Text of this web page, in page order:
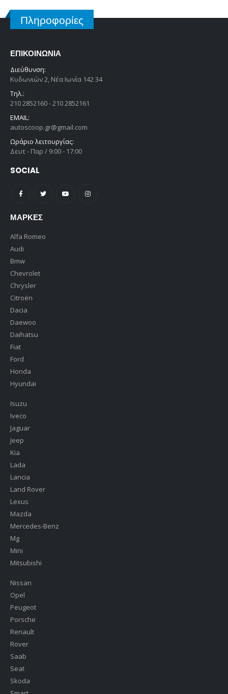
Πληροφορίες
ΕΠΙΚΟΙΝΩΝΊΑ
Διεύθυνση:
Κυδωνιών 2, Νέα Ιωνία 142 34
Τηλ.:
210 2852160 - 210 2852161
EMAIL:
autoscoop.gr@gmail.com
Ωράριο λειτουργίας:
Δευτ - Παρ / 9:00 - 17:00
SOCIAL
ΜΆΡΚΕΣ
Alfa Romeo
Audi
Bmw
Chevrolet
Chrysler
Citroën
Dacia
Daewoo
Daihatsu
Fiat
Ford
Honda
Hyundai
Isuzu
Iveco
Jaguar
Jeep
Kia
Lada
Lancia
Land Rover
Lexus
Mazda
Mercedes-Benz
Mg
Mini
Mitsubishi
Nissan
Opel
Peugeot
Porsche
Renault
Rover
Saab
Seat
Skoda